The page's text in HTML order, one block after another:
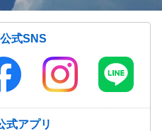
式SNS
式アプリ